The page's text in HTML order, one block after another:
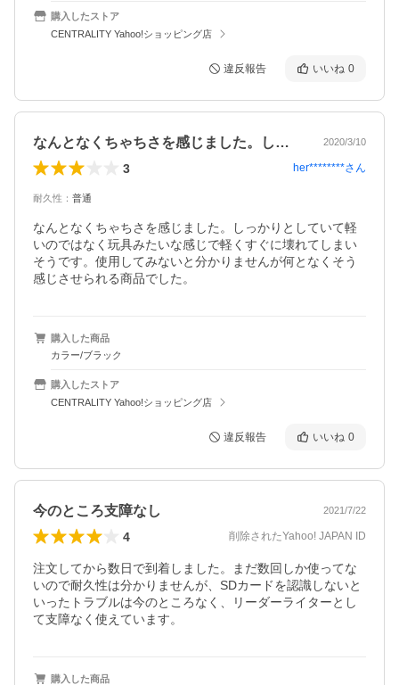
購入したストア
CENTRALITY Yahoo!ショッピング店
違反報告 いいね 0
なんとなくちゃちさを感じました。しっか… 2020/3/10
3 her********さん
耐久性 ： 普通
なんとなくちゃちさを感じました。しっかりとしていて軽
いのではなく玩具みたいな感じで軽くすぐに壊れてしまい
そうです。使用してみないと分かりませんが何となくそう
感じさせられる商品でした。
購入した商品
カラー/ブラック
購入したストア
CENTRALITY Yahoo!ショッピング店
違反報告 いいね 0
今のところ支障なし 2021/7/22
4 削除されたYahoo! JAPAN ID
注文してから数日で到着しました。まだ数回しか使ってな
いので耐久性は分かりませんが、SDカードを認識しないと
いったトラブルは今のところなく、リーダーライターとし
て支障なく使えています。
購入した商品